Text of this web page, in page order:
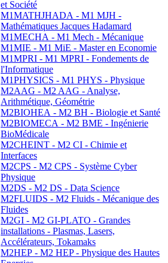
et Société
M1MATHJHADA - M1 MJH -
Mathématiques Jacques Hadamard
M1MECHA - M1 Mech - Mécanique
M1MIE - M1 MiE - Master en Economie
M1MPRI - M1 MPRI - Fondements de
l'Informatique
M1PHYSICS - M1 PHYS - Physique
M2AAG - M2 AAG - Analyse,
Arithmétique, Géométrie
M2BIOHEA - M2 BH - Biologie et Santé
M2BIOMECA - M2 BME - Ingénierie
BioMédicale
M2CHEINT - M2 CI - Chimie et
Interfaces
M2CPS - M2 CPS - Système Cyber
Physique
M2DS - M2 DS - Data Science
M2FLUIDS - M2 Fluids - Mécanique des
Fluides
M2GI - M2 GI-PLATO - Grandes
installations - Plasmas, Lasers,
Accélérateurs, Tokamaks
M2HEP - M2 HEP - Physique des Hautes